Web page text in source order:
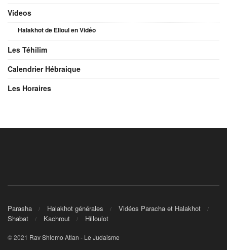
Videos
Halakhot de Elloul en Vidéo
Les Téhilim
Calendrier Hébraique
Les Horaires
Parasha Halakhot générales
Vidéos Paracha et Halakhot
Shabat
Kachrout Hilloulot
© 2021 Rav Shlomo Atlan - Le Judaisme